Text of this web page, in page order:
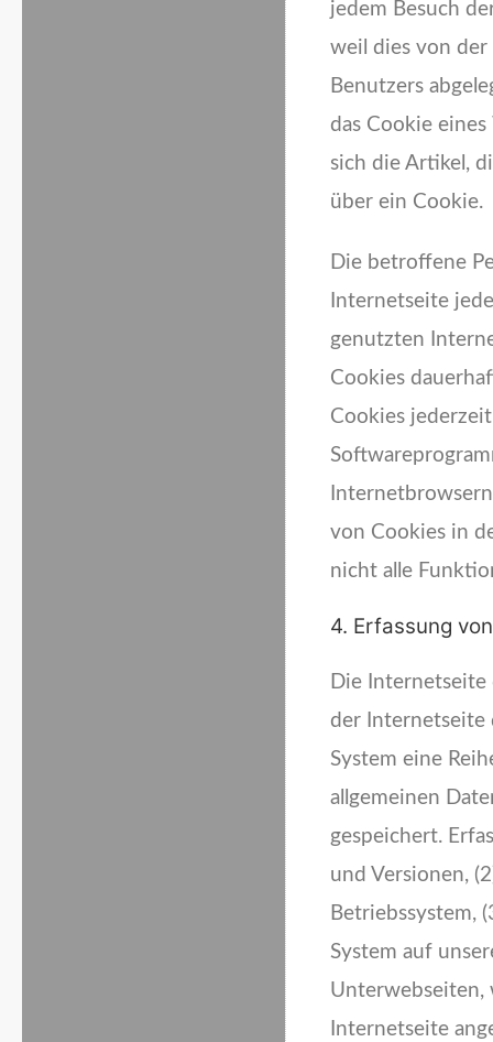
jedem Besuch
weil dies von
Benutzers
das Cookie
sich die Artikel,
über ein Cookie.
Die betroffene
Internetseite
genutzten
Cookies
Cookies
von Cookies in
nicht alle
4. Erfassung
Die Internetseite
der Internetseite
System eine
allgemeinen
gespeichert.
und Versionen,
Betriebssystem,
System auf
Unterwebseiten,
Internetseite